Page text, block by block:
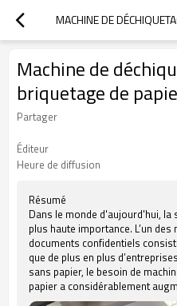
Machine de
briquetage de
Partager
Éditeur
Heure de diffusion
Résumé
Dans le monde d'aujourd'hui,
plus haute importance. L’un
documents confidentiels
que de plus en plus
sans papier, le besoin de
papier a considérablement